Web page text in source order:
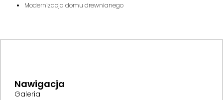
Modernizacja domu drewnianego
Nawigacja
Galeria